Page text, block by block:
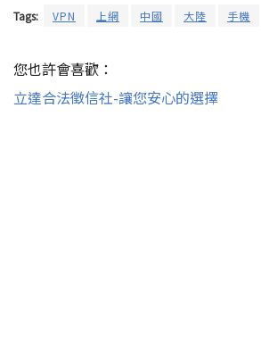
Tags: VPN 上網 中國 大陸 手機
您也許會喜歡：
立達合法徵信社-讓您安心的選擇